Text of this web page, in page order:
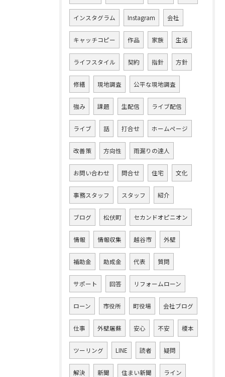
インスタグラム Instagram 会社
キャッチコピー 作品 家族 生活
ライフスタイル 契約 指針 方針
修繕 現地調査 公平な現地調査
強み 課題 生配信 ライブ配信
ライブ 話 打合せ ホームページ
改善策 方向性 雨漏りの達人
お問い合わせ 問合せ 住宅 文化
事務スタッフ スタッフ 紹介
ブログ 松伏町 セカンドオピニオン
情報 情報収集 越谷市 外壁
補助金 助成金 代表 質問
サポート 回答 リフォームローン
ローン 市役所 町役場 会社ブログ
仕事 外壁屠蘇 安心 不安 榎本
ツーリング LINE 読者 疑問
解決 新聞 住まい新聞 ライン